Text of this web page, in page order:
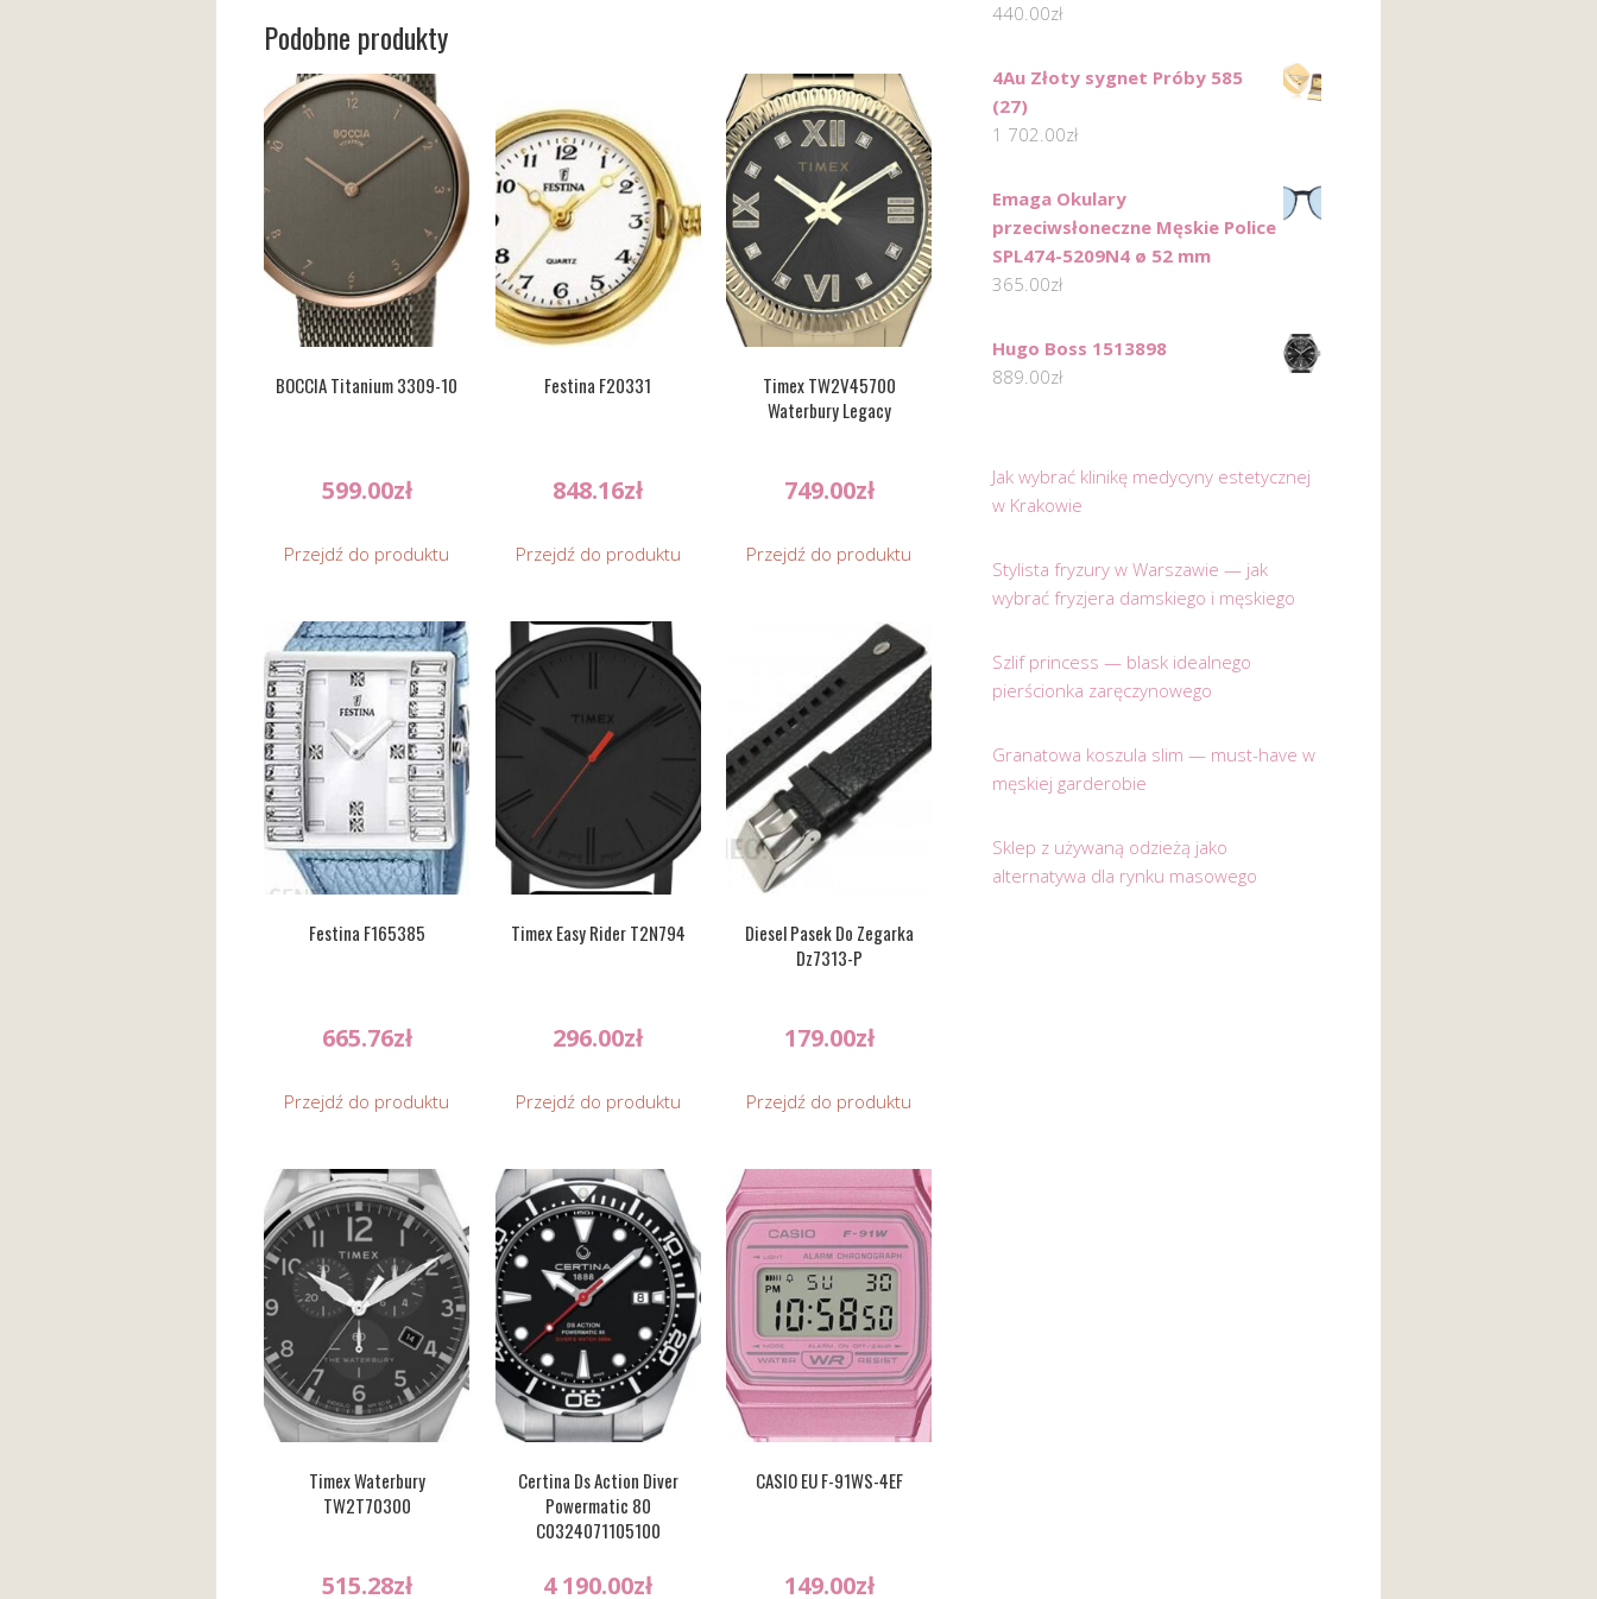
Podobne produkty
BOCCIA Titanium 3309-10
599.00zł
Przejdź do produktu
Festina F20331
848.16zł
Przejdź do produktu
Timex TW2V45700
Waterbury Legacy
749.00zł
Przejdź do produktu
Festina F165385
665.76zł
Przejdź do produktu
Timex Easy Rider T2N794
296.00zł
Przejdź do produktu
Diesel Pasek Do Zegarka
Dz7313-P
179.00zł
Przejdź do produktu
Timex Waterbury
TW2T70300
515.28zł
Certina Ds Action Diver
Powermatic 80
C0324071105100
4 190.00zł
CASIO EU F-91WS-4EF
149.00zł
440.00zł
4Au Złoty sygnet Próby 585
(27)
1 702.00zł
Emaga Okulary
przeciwsłoneczne Męskie Police
SPL474-5209N4 ø 52 mm
365.00zł
Hugo Boss 1513898
889.00zł
Jak wybrać klinikę medycyny estetycznej
w Krakowie
Stylista fryzury w Warszawie — jak
wybrać fryzjera damskiego i męskiego
Szlif princess — blask idealnego
pierścionka zaręczynowego
Granatowa koszula slim — must-have w
męskiej garderobie
Sklep z używaną odzieżą jako
alternatywa dla rynku masowego